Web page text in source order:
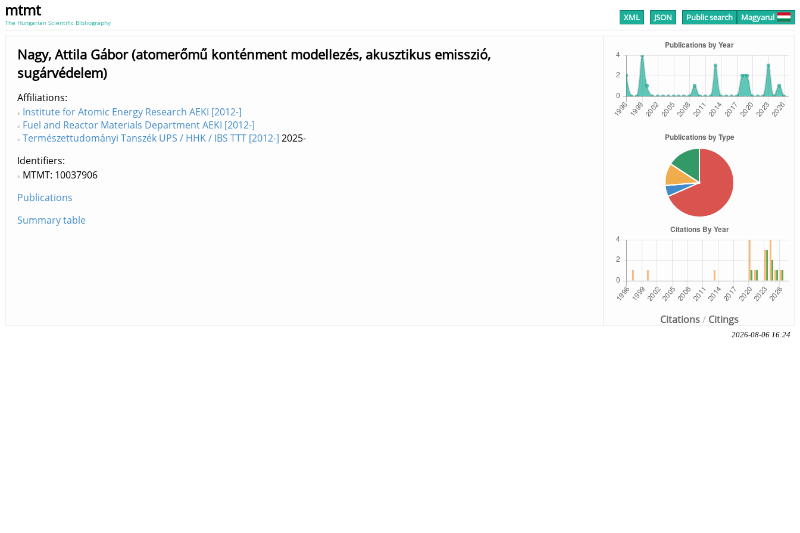
mtmt
The Hungarian Scientific Bibliography XML JSON Public search Magyarul
Citations/ Citings
Nagy, Attila Gábor (atomerőmű konténment modellezés, akusztikus emisszió,
sugárvédelem)
Affiliations
Institute for Atomic Energy Research AEKI [2012-]
Fuel and Reactor Materials Department AEKI [2012-]
Természettudományi Tanszék UPS / HHK / IBS TTT [2012-] 2025-
Identifiers
MTMT: 10037906
Publications
Summary table
2026-08-06 16:24